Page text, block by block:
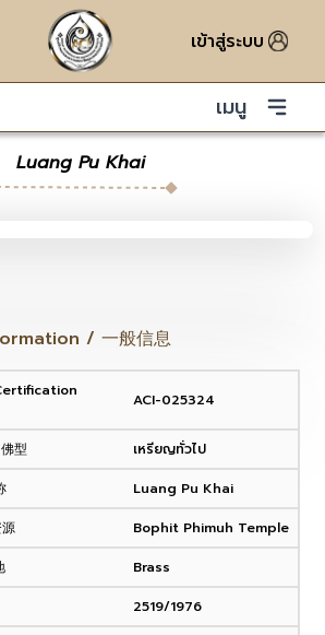
เข้าสู่ระบบ
เมนู
Luang Pu Khai
/ 一般信息
ACI-025324
型
เหรียญทั่วไป
Luang Pu Khai
Bophit Phimuh Temple
Brass
2519/1976